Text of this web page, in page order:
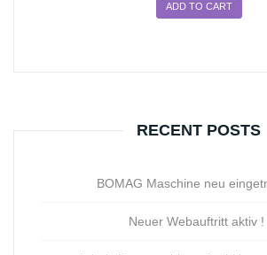
ADD TO CART
RECENT POSTS
BOMAG Maschine neu
Neuer Webauftritt aktiv !